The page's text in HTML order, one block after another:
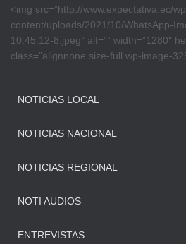
<img src=”http://www.expectativa.ec/
content/uploads/2021/10/WhatsApp-
10.45.12-8.jpeg” alt=”” width=”1280″
class=”alignnone size-full wp-image-
NOTICIAS LOCAL
NOTICIAS NACIONAL
NOTICIAS REGIONAL
NOTI AUDIOS
ENTREVISTAS